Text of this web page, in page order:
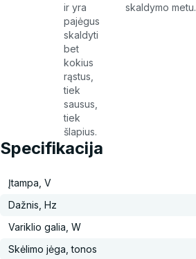
ir yra
pajėgus
skaldyti
bet
kokius
rąstus,
tiek
sausus,
tiek
šlapius.
skaldymo metu.
Specifikacija
Įtampa, V
Dažnis, Hz
Variklio galia, W
Skėlimo jėga, tonos